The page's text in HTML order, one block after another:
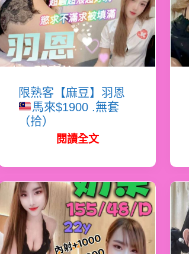
限熟客【麻豆】羽恩
馬來$1900 .無套
（拾）
閱讀全文